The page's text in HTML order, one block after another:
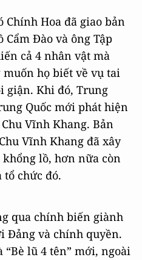
Chính Hoa đã giao bản
Đào và ông Tập
cả 4 nhân vật mà
họ biết về vụ tai
giận. Khi đó, Trung
Quốc mới phát hiện
Vĩnh Khang. Bản
Vĩnh Khang đã xây
lồ, hơn nữa còn
tổ chức đó.
qua chính biến giành
Đảng và chính quyền.
“Bè lũ 4 tên” mới, ngoài